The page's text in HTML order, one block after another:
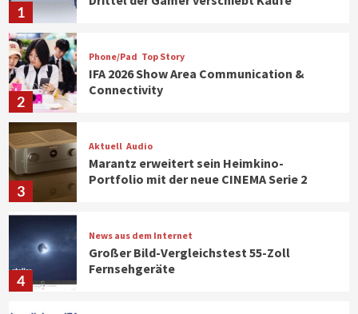
1
2
Phone/Pad Top Story
IFA 2026 Show Area Communication &
Connectivity
3
Aktuell Audio
Marantz erweitert sein Heimkino-
Portfolio mit der neue CINEMA Serie 2
4
News aus dem Internet
Großer Bild-Vergleichstest 55-Zoll
Fernsehgeräte